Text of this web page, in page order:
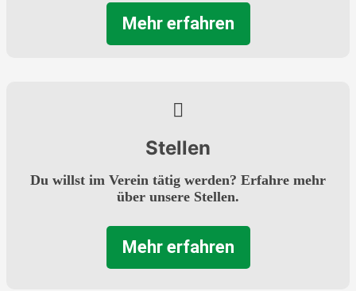
Mehr erfahren
Stellen
Du willst im Verein tätig werden? Erfahre mehr
über unsere Stellen.
Mehr erfahren